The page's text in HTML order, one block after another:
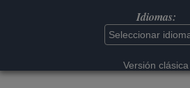
Idiomas:
Versión clásica